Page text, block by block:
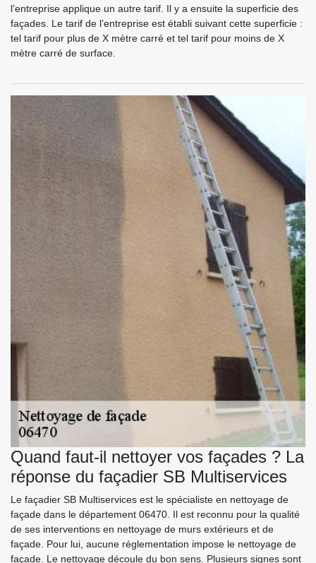
l’entreprise applique un autre tarif. Il y a ensuite la superficie des
façades. Le tarif de l’entreprise est établi suivant cette superficie :
tel tarif pour plus de X mètre carré et tel tarif pour moins de X
mètre carré de surface.
Quand faut-il nettoyer vos façades ? La
réponse du façadier SB Multiservices
Le façadier SB Multiservices est le spécialiste en nettoyage de
façade dans le département 06470. Il est reconnu pour la qualité
de ses interventions en nettoyage de murs extérieurs et de
façade. Pour lui, aucune réglementation impose le nettoyage de
façade. Le nettoyage découle du bon sens. Plusieurs signes sont